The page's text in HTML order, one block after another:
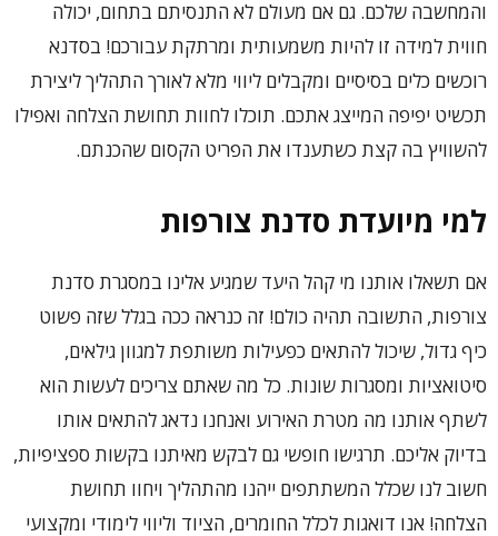
והמחשבה שלכם. גם אם מעולם לא התנסיתם בתחום, יכולה
חווית למידה זו להיות משמעותית ומרתקת עבורכם! בסדנא
רוכשים כלים בסיסיים ומקבלים ליווי מלא לאורך התהליך ליצירת
תכשיט יפיפה המייצג אתכם. תוכלו לחוות תחושת הצלחה ואפילו
להשוויץ בה קצת כשתענדו את הפריט הקסום שהכנתם.
למי מיועדת סדנת צורפות
אם תשאלו אותנו מי קהל היעד שמגיע אלינו במסגרת סדנת
צורפות, התשובה תהיה כולם! זה כנראה ככה בגלל שזה פשוט
כיף גדול, שיכול להתאים כפעילות משותפת למגוון גילאים,
סיטואציות ומסגרות שונות. כל מה שאתם צריכים לעשות הוא
לשתף אותנו מה מטרת האירוע ואנחנו נדאג להתאים אותו
בדיוק אליכם. תרגישו חופשי גם לבקש מאיתנו בקשות ספציפיות,
חשוב לנו שכלל המשתתפים ייהנו מהתהליך ויחוו תחושת
הצלחה! אנו דואגות לכלל החומרים, הציוד וליווי לימודי ומקצועי